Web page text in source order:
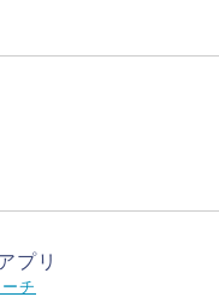
プリ
チ